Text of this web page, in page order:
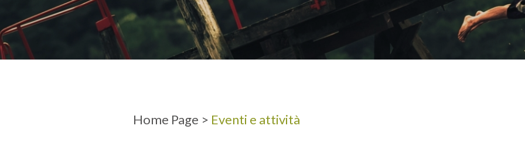
PARTENZA ADULTI
Home Page > Eventi e attività